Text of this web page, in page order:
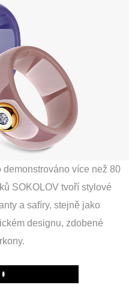
více než 80
SOKOLOV tvoří stylové
a safíry, stejně jako
designu, zdobené
Play